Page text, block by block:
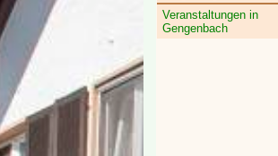
Veranstaltungen in
Gengenbach